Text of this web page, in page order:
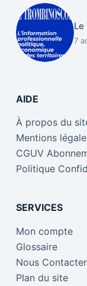
Le
7
AIDE
À propos du
Mentions
CGUV
Politique
SERVICES
Mon compte
Glossaire
Nous Contacter
Plan du site